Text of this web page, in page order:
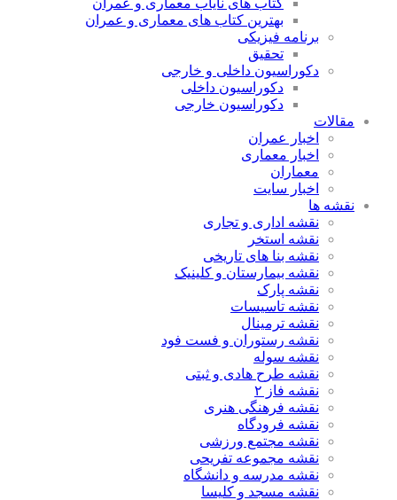
کتاب های نایاب معماری و عمران
بهترین کتاب های معماری و عمران
برنامه فیزیکی
تحقیق
دکوراسیون داخلی و خارجی
دکوراسیون داخلی
دکوراسیون خارجی
مقالات
اخبار عمران
اخبار معماری
معماران
اخبار سایت
نقشه ها
نقشه اداری و تجاری
نقشه استخر
نقشه بنا های تاریخی
نقشه بیمارستان و کلینیک
نقشه پارک
نقشه تاسیسات
نقشه ترمینال
نقشه رستوران و فست فود
نقشه سوله
نقشه طرح هادی و ثبتی
نقشه فاز ۲
نقشه فرهنگی هنری
نقشه فرودگاه
نقشه مجتمع ورزشی
نقشه مجموعه تفریحی
نقشه مدرسه و دانشگاه
نقشه مسجد و کلیسا